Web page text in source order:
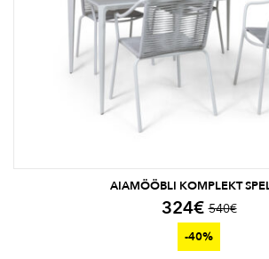
AIAMÖÖBLI KOMPLEKT
540€
324€
-40%